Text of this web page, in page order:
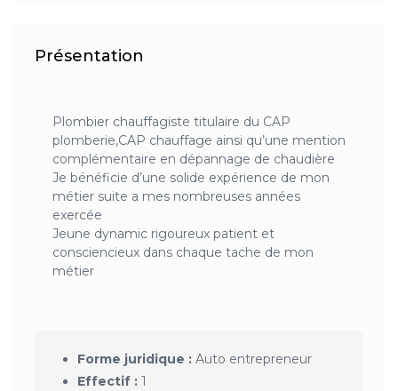
Présentation
Plombier chauffagiste titulaire du CAP
plomberie,CAP chauffage ainsi qu’une mention
complémentaire en dépannage de chaudière
Je bénéficie d’une solide expérience de mon
métier suite a mes nombreuses années
exercée
Jeune dynamic rigoureux patient et
consciencieux dans chaque tache de mon
métier
Forme juridique : Auto entrepreneur
Effectif : 1